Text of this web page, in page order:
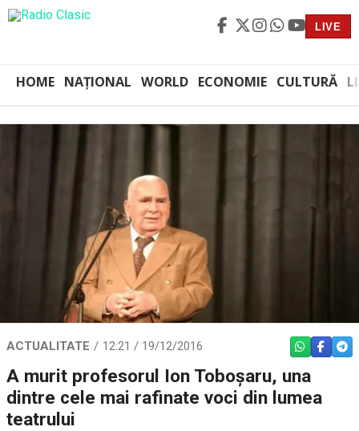
LIVE
HOME NAȚIONAL WORLD ECONOMIE CULTURĂ
ACTUALITATE 12:21 / 19/12/2016 WHATSAPP
A murit profesorul Ion Toboşaru, una
dintre cele mai rafinate voci din lumea
teatrului